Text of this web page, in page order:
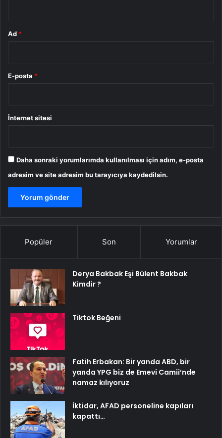
Ad *
E-posta *
İnternet sitesi
Daha sonraki yorumlarımda kullanılması için adım, e-posta
adresim ve site adresim bu tarayıcıya kaydedilsin.
Popüler Son Yorumlar
Derya Bakbak Eşi Bülent Bakbak
Kimdir ?
Tiktok Beğeni
Fatih Erbakan: Bir yanda ABD, bir
yanda YPG biz de Emevi Camii’nde
namaz kılıyoruz
İktidar, AFAD personeline kapıları
kapattı…